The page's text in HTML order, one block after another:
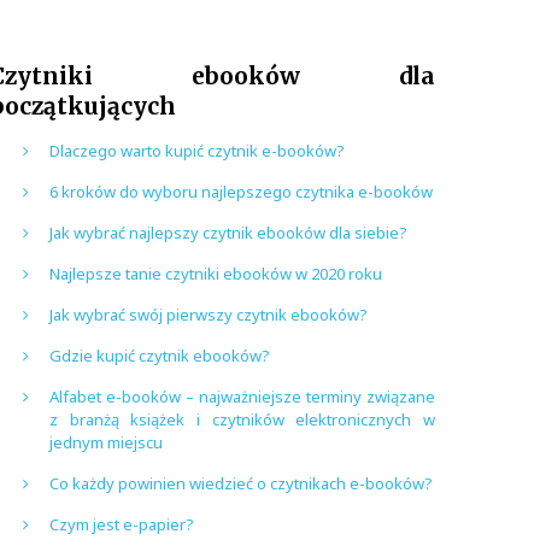
ebooków dla
Dlaczego warto kupić czytnik e-booków?
6 kroków do wyboru najlepszego czytnika e-booków
Jak wybrać najlepszy czytnik ebooków dla siebie?
Najlepsze tanie czytniki ebooków w 2020 roku
Jak wybrać swój pierwszy czytnik ebooków?
Gdzie kupić czytnik ebooków?
Alfabet e-booków – najważniejsze terminy związane
z branżą książek i czytników elektronicznych w
jednym miejscu
Co każdy powinien wiedzieć o czytnikach e-booków?
Czym jest e-papier?